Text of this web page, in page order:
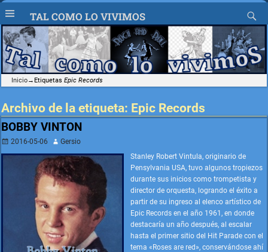
TAL COMO LO VIVIMOS
Inicio→EtiquetasEpic Records
Archivo de la etiqueta: Epic Records
BOBBY VINTON
2016-05-06
Gersio
Stanley Robert Vintula, originario de
Pensylvania USA, tuvo algunos tropiezos
durante sus inicios como trompetista y
director de orquesta, logrando el éxito a
partir de su ingreso al elenco artístico de
Epic Records en el año 1961, en donde
destacaría un año después, al escalar
hasta el primer sitio del Hit Parade con el
tema «Roses are red», conservándose ahí